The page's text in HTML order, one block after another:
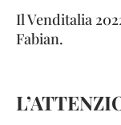
Il Venditalia
Fabian.